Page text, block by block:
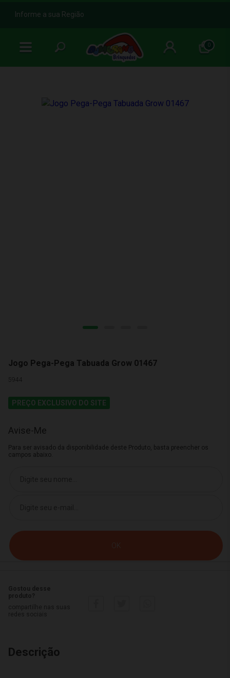
b
Informe a sua Região
0
Jogo Pega-Pega Tabuada Grow 01467
5944
PREÇO EXCLUSIVO DO SITE
Avise-Me
Para ser avisado da disponibilidade deste Produto, basta preencher os
campos abaixo.
Descrição